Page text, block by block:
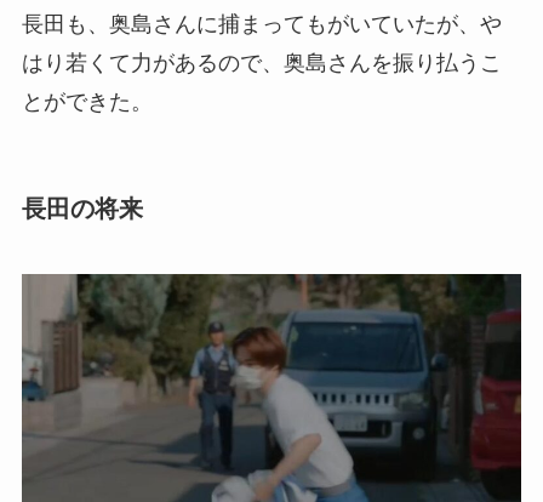
長田も、奥島さんに捕まってもがいていたが、や
はり若くて力があるので、奥島さんを振り払うこ
とができた。
長田の将来